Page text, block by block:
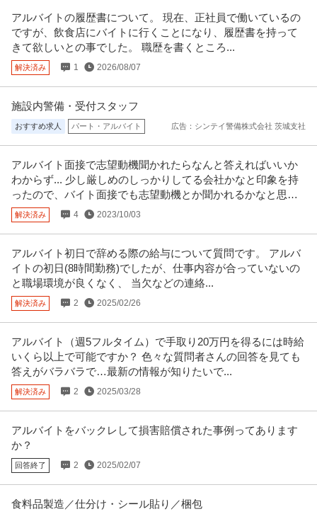
アルバイトの履歴書について。 現在、正社員で働いているの
ですが、飲食店にバイトに行くことになり、履歴書を持って
きて欲しいとの事でした。 職歴を書くところ...
解決済み 1 2026/08/07
施設内警備・受付スタッフ
おすすめ求人 パート・アルバイト 広告：シンテイ警備株式会社 茨城支社
アルバイト面接で志望動機聞かれたらなんと答えればいいか
わからず... 少し厳しめのしっかりしてる会社かなと印象を持
ったので、バイト面接でも志望動機とか聞かれるかなと思い
まして。
解決済み 4 2023/10/03
アルバイト初日で辞める際の給与について質問です。 アルバ
イトの初日(8時間勤務)でしたが、仕事内容が合っていないの
と職場環境が良くなく、 当欠などの連絡...
解決済み 2 2025/02/26
アルバイト（週5フルタイム）で手取り20万円を得るには時給
いくら以上で可能ですか？ 色々な質問者さんの回答を見ても
答えがバラバラで…最新の情報が知りたいで...
解決済み 2 2025/03/28
アルバイトをバックレして損害賠償された事例ってあります
か？
回答終了 2 2025/02/07
食料品製造／仕分け・シール貼り／梱包